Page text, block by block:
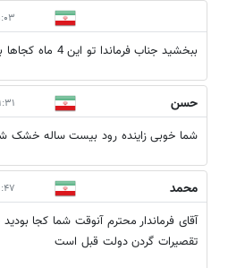
۱۵:۰۳ -
ببخشید جناب فرماندا تو این 4 ماه کجاها بودید تلاش شما رو هم داریم میبینیم
حسن ۱۹:۳۱ -
شما خوبی زاینده رود بیست ساله خشک
محمد ۱۹:۴۷ -
آقای فرماندار محترم آنوقت شما کجا
تقصیرات گردن دولت قبل است